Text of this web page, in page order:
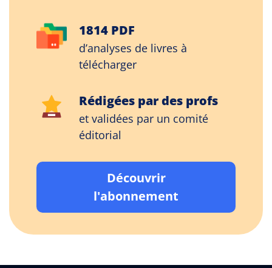
1814 PDF
d’analyses de livres à
télécharger
Rédigées par des profs
et validées par un comité
éditorial
Découvrir
l'abonnement